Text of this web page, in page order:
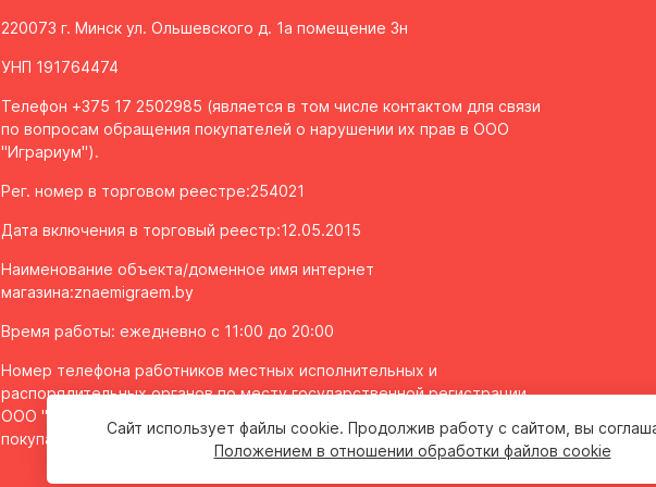
220073 г. Минск ул. Ольшевского д. 1а помещение 3н
УНП 191764474
Телефон +375 17 2502985 (является в том числе контактом для связи
по вопросам обращения покупателей о нарушении их прав в ООО
"Играриум").
Рег. номер в торговом реестре:254021
Дата включения в торговый реестр:12.05.2015
Наименование объекта/доменное имя интернет
магазина:znaemigraem.by
Время работы: ежедневно с 11:00 до 20:00
Номер телефона работников местных исполнительных и
распорядительных органов по месту государственной регистрации
ООО "Играриум", уполномоченных рассматривать обращения
покупателей - 8 017 2043106
Сайт использует файлы cookie. Продолжив работу с сайтом, вы
Положением в отношении обработки файлов cookie